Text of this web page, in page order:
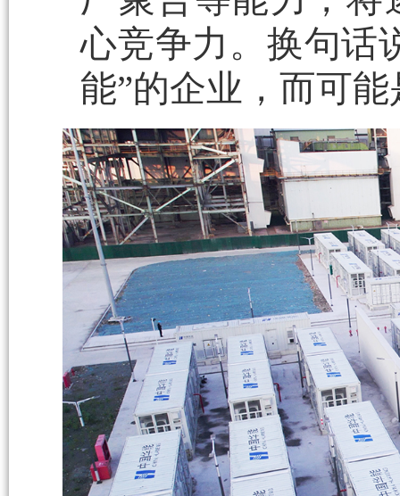
心竞争力。换句话
能”的企业，而可